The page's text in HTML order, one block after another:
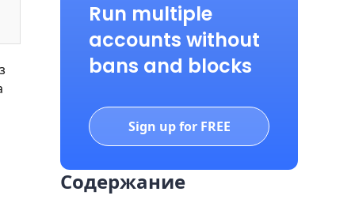
Run multiple
accounts without
bans and blocks
Sign up for FREE
Содержание